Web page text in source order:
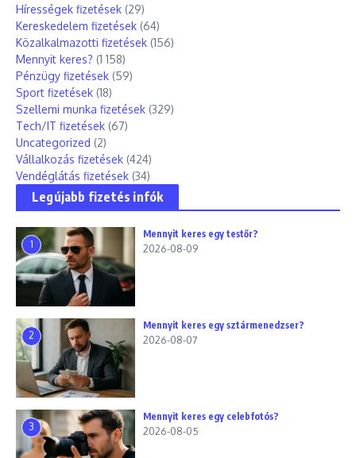
Hírességek fizetések (29)
Kereskedelem fizetések (64)
Közalkalmazotti fizetések (156)
Mennyit keres? (1 158)
Pénzügy fizetések (59)
Sport fizetések (18)
Szellemi munka fizetések (329)
Tech/IT fizetések (67)
Uncategorized (2)
Vállalkozás fizetések (424)
Vendéglátás fizetések (34)
Legújabb fizetés infók
1
Mennyit keres egy testőr?
2026-08-09
2
Mennyit keres egy sztármenedzser?
2026-08-07
3
Mennyit keres egy celebfotós?
2026-08-05